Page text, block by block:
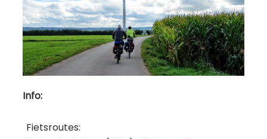
Info:
Fietsroutes: